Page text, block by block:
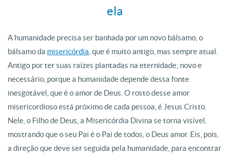
ela
A humanidade precisa ser banhada por um novo bálsamo, o
bálsamo da misericórdia , que é muito antigo, mas sempre atual.
Antigo por ter suas raízes plantadas na eternidade; novo e
necessário, porque a humanidade depende dessa fonte
inesgotável, que é o amor de Deus. O rosto desse amor
misericordioso está próximo de cada pessoa, é Jesus Cristo.
Nele, o Filho de Deus, a Misericórdia Divina se torna visível,
mostrando que o seu Pai é o Pai de todos, o Deus amor. Eis, pois,
a direção que deve ser seguida pela humanidade, para encontrar